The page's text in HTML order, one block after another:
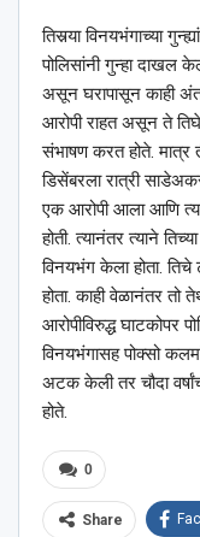
तिसर्‍या विनयभंगाच्या
पोलिसांनी गुन्हा दाखल
असून घरापासून काही
आरोपी राहत असून ते
संभाषण करत होते. मात्र
डिसेंबरला रात्री
एक आरोपी आला आणि
होती. त्यानंतर त्याने
विनयभंग केला होता.
होता. काही वेळानंतर तो
आरोपीविरुद्ध घाटकोपर
विनयभंगासह पोक्सो
अटक केली तर चौदा
होते.
0
Share